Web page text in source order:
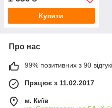
Купити
Про нас
99% позитивних з 90
Працює з 11.02.2017
м. Київ